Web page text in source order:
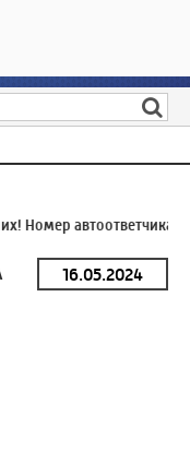
«Ивтелерадио»
Номер автоответчика: